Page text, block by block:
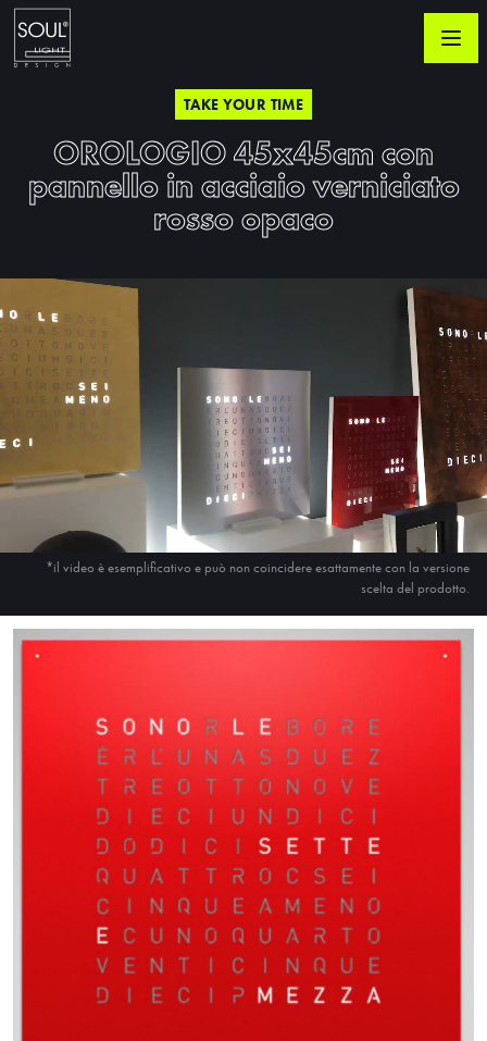
TAKE YOUR TIME
OROLOGIO 45x45cm con
pannello in acciaio verniciato
rosso opaco
*il video è esemplificativo e può non coincidere esattamente con la versione
scelta del prodotto.